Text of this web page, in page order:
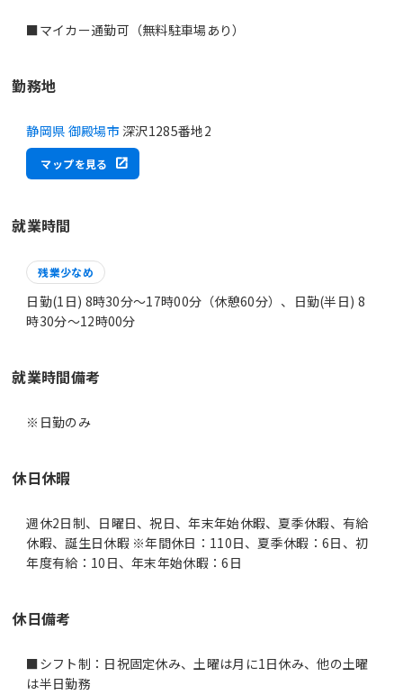
■マイカー通勤可（無料駐車場あり）
勤務地
静岡県 御殿場市 深沢1285番地2
マップを見る
就業時間
残業少なめ
日勤(1日) 8時30分〜17時00分（休憩60分）、日勤(半日) 8
時30分〜12時00分
就業時間備考
※日勤のみ
休日休暇
週休2日制、日曜日、祝日、年末年始休暇、夏季休暇、有給
休暇、誕生日休暇 ※年間休日：110日、夏季休暇：6日、初
年度有給：10日、年末年始休暇：6日
休日備考
■シフト制：日祝固定休み、土曜は月に1日休み、他の土曜
は半日勤務